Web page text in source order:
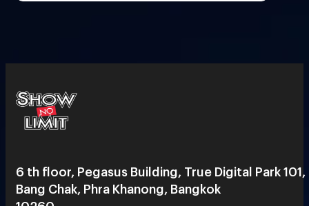
6 th floor, Pegasus Building, True Digital Park 101,
Bang Chak, Phra Khanong, Bangkok